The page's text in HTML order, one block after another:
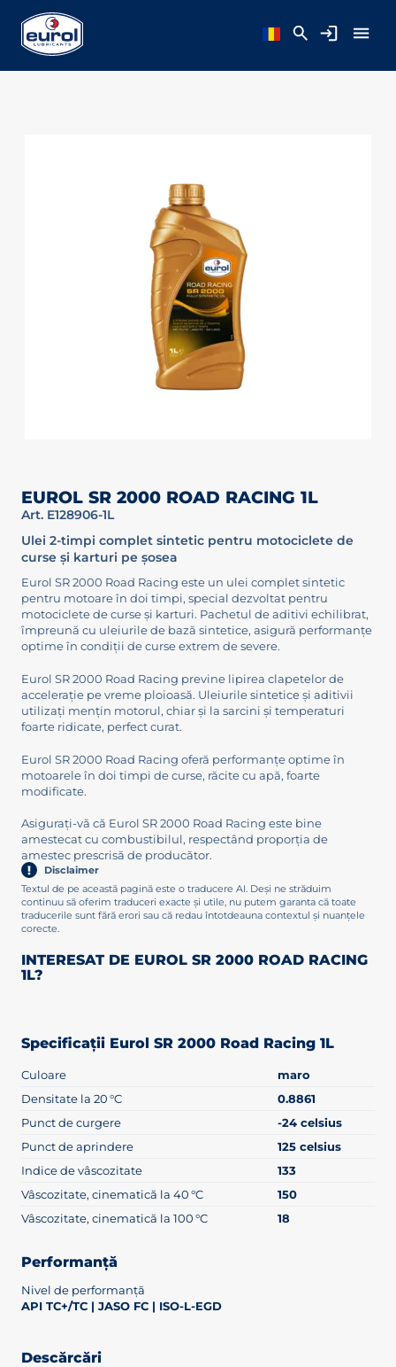
EUROL SR 2000 ROAD RACING 1L
Art. E128906-1L
Ulei 2-timpi complet sintetic pentru motociclete de
curse și karturi pe șosea
Eurol SR 2000 Road Racing este un ulei complet sintetic
pentru motoare în doi timpi, special dezvoltat pentru
motociclete de curse și karturi. Pachetul de aditivi echilibrat,
împreună cu uleiurile de bază sintetice, asigură performanțe
optime în condiții de curse extrem de severe.
Eurol SR 2000 Road Racing previne lipirea clapetelor de
accelerație pe vreme ploioasă. Uleiurile sintetice și aditivii
utilizați mențin motorul, chiar și la sarcini și temperaturi
foarte ridicate, perfect curat.
Eurol SR 2000 Road Racing oferă performanțe optime în
motoarele în doi timpi de curse, răcite cu apă, foarte
modificate.
Asigurați-vă că Eurol SR 2000 Road Racing este bine
amestecat cu combustibilul, respectând proporția de
amestec prescrisă de producător.
Disclaimer
Textul de pe această pagină este o traducere AI. Deși ne străduim
continuu să oferim traduceri exacte și utile, nu putem garanta că toate
traducerile sunt fără erori sau că redau întotdeauna contextul și nuanțele
corecte.
INTERESAT DE EUROL SR 2000 ROAD RACING
1L?
Specificații Eurol SR 2000 Road Racing 1L
Culoare
maro
Densitate la 20 °C
0.8861
Punct de curgere
-24 celsius
Punct de aprindere
125 celsius
Indice de vâscozitate
133
Vâscozitate, cinematică la 40 °C
150
Vâscozitate, cinematică la 100 °C
18
Performanță
Nivel de performanță
API TC+/TC | JASO FC | ISO-L-EGD
Descărcări